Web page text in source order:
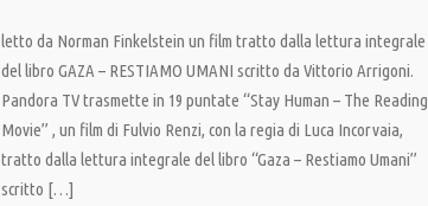
letto da Norman Finkelstein un film tratto dalla lettura integrale
del libro GAZA – RESTIAMO UMANI scritto da Vittorio Arrigoni.
Pandora TV trasmette in 19 puntate “Stay Human – The Reading
Movie” , un film di Fulvio Renzi, con la regia di Luca Incorvaia,
tratto dalla lettura integrale del libro “Gaza – Restiamo Umani”
scritto […]